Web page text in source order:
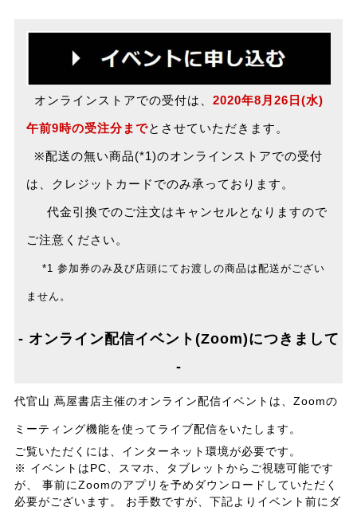
オンラインストアでの受付は、 2020年8月26日(水)
午前9時の受注分までとさせていただきます。
※配送の無い商品(*1)のオンラインストアでの受付
は、クレジットカードでのみ承っております。
代金引換でのご注文はキャンセルとなりますので
ご注意ください。
*1 参加券のみ及び店頭にてお渡しの商品は配送がござい
ません。
- オンライン配信イベント(Zoom)につきまして
-
代官山 蔦屋書店主催のオンライン配信イベントは、Zoomの
ミーティング機能を使ってライブ配信をいたします。
ご覧いただくには、インターネット環境が必要です。
※ イベントはPC、スマホ、タブレットからご視聴可能です
が、 事前にZoomのアプリを予めダウンロードしていただく
必要がございます。 お手数ですが、下記よりイベント前にダ